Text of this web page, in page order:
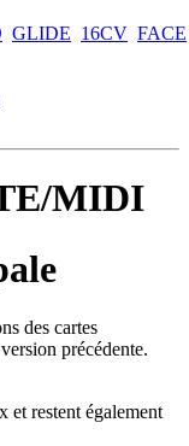
GLIDE 16CV FACE
MIDI
des cartes
précédente.
et restent également